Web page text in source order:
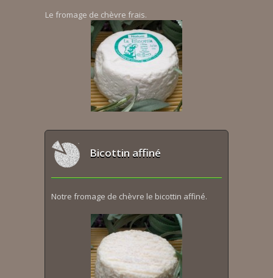
Le fromage de chèvre frais.
Bicottin affiné
Notre fromage de chèvre le bicottin affiné.